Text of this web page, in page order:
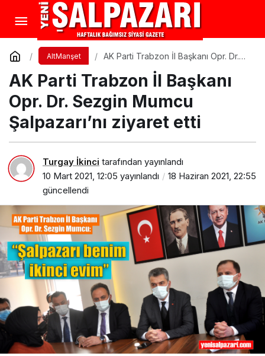
AltManşet
AK Parti Trabzon İl Başkanı Opr. Dr.
etti
AK Parti Trabzon İl Başkanı
Opr. Dr. Sezgin Mumcu
Şalpazarı’nı ziyaret etti
Turgay İkinci tarafından yayınlandı
10 Mart 2021, 12:05 yayınlandı
18 Haziran 2021, 22:55
güncellendi